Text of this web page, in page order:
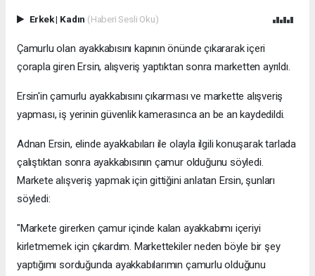
Erkek| Kadın (Haberi Sesli Oku)
Çamurlu olan ayakkabısını kapının önünde çıkararak içeri
çorapla giren Ersin, alışveriş yaptıktan sonra marketten ayrıldı.
Ersin'in çamurlu ayakkabısını çıkarması ve markette alışveriş
yapması, iş yerinin güvenlik kamerasınca an be an kaydedildi.
Adnan Ersin, elinde ayakkabıları ile olayla ilgili konuşarak tarlada
çalıştıktan sonra ayakkabısının çamur olduğunu söyledi.
Markete alışveriş yapmak için gittiğini anlatan Ersin, şunları
söyledi:
"Markete girerken çamur içinde kalan ayakkabımı içeriyi
kirletmemek için çıkardım. Markettekiler neden böyle bir şey
yaptığımı sorduğunda ayakkabılarımın çamurlu olduğunu